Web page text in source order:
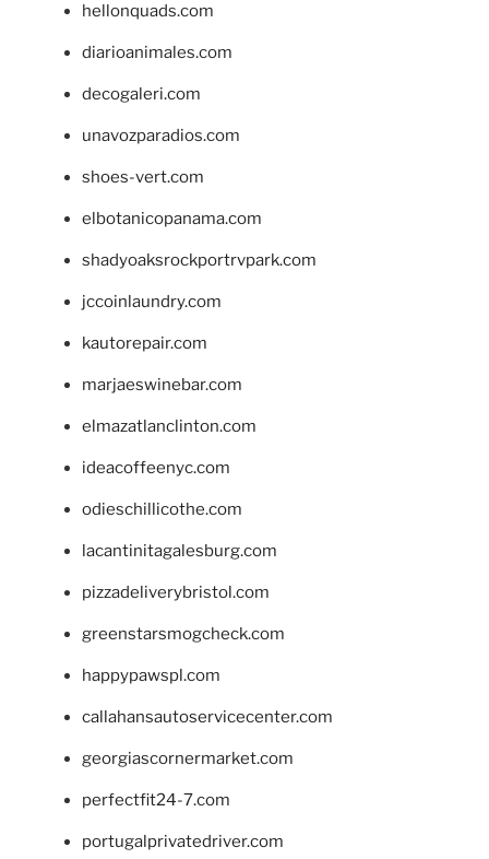
hellonquads.com
diarioanimales.com
decogaleri.com
unavozparadios.com
shoes-vert.com
elbotanicopanama.com
shadyoaksrockportrvpark.com
jccoinlaundry.com
kautorepair.com
marjaeswinebar.com
elmazatlanclinton.com
ideacoffeenyc.com
odieschillicothe.com
lacantinitagalesburg.com
pizzadeliverybristol.com
greenstarsmogcheck.com
happypawspl.com
callahansautoservicecenter.com
georgiascornermarket.com
perfectfit24-7.com
portugalprivatedriver.com